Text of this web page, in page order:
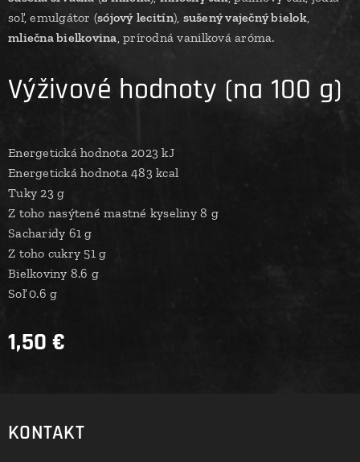
soľ, emulgátor (sójový lecitín), sušený vaječný bielok,
mliečna bielkovina, prírodná vanilková aróma.
Výživové hodnoty (na 100 g)
Energetická hodnota 2023 kJ
Energetická hodnota 483 kcal
Tuky 23 g
Z toho nasýtené mastné kyseliny 8 g
Sacharidy 61 g
Z toho cukry 51 g
Bielkoviny 8.6 g
Soľ 0.6 g
1,50 €
KONTAKT